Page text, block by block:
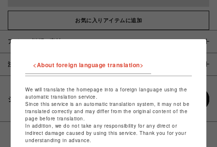
お気に入りアイテムに追加
アイテム説明 / 素材
注意事項
シェアする
<About foreign language translation>
We will translate the homepage into a foreign language using the
automatic translation service.
Since this service is an automatic translation system, it may not be
translated correctly and may differ from the original content of the
page before translation.
In addition, we do not take any responsibility for any direct or
indirect damage caused by using this service. Thank you for your
understanding in advance.